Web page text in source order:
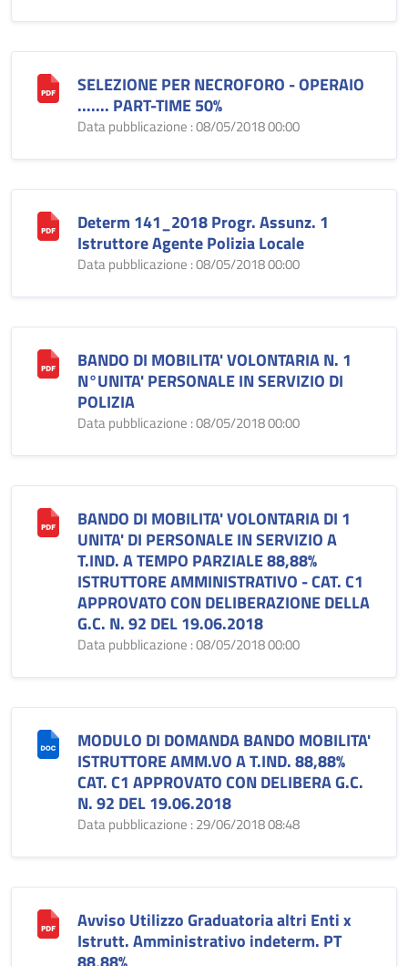
SELEZIONE PER NECROFORO - OPERAIO
....... PART-TIME 50%
Data pubblicazione : 08/05/2018 00:00
Determ 141_2018 Progr. Assunz. 1
Istruttore Agente Polizia Locale
Data pubblicazione : 08/05/2018 00:00
BANDO DI MOBILITA' VOLONTARIA N. 1
N°UNITA' PERSONALE IN SERVIZIO DI
POLIZIA
Data pubblicazione : 08/05/2018 00:00
BANDO DI MOBILITA' VOLONTARIA DI 1
UNITA' DI PERSONALE IN SERVIZIO A
T.IND. A TEMPO PARZIALE 88,88%
ISTRUTTORE AMMINISTRATIVO - CAT. C1
APPROVATO CON DELIBERAZIONE DELLA
G.C. N. 92 DEL 19.06.2018
Data pubblicazione : 08/05/2018 00:00
MODULO DI DOMANDA BANDO MOBILITA'
ISTRUTTORE AMM.VO A T.IND. 88,88%
CAT. C1 APPROVATO CON DELIBERA G.C.
N. 92 DEL 19.06.2018
Data pubblicazione : 29/06/2018 08:48
Avviso Utilizzo Graduatoria altri Enti x
Istrutt. Amministrativo indeterm. PT